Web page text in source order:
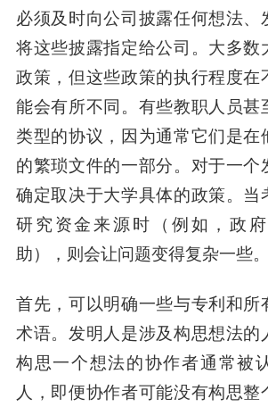
必须及时向公司披露任何想法、
将这些披露指定给公司。大多数
政策，但这些政策的执行程度在
能会有所不同。有些教职人员甚
类型的协议，因为通常它们是在
的繁琐文件的一部分。对于一个
确定取决于大学具体的政策。当
研究资金来源时（例如，政
助），则会让问题变得复杂一些。
首先，可以明确一些与专利和所
术语。发明人是涉及构思想法的
构思一个想法的协作者通常被
人，即便协作者可能没有构思整